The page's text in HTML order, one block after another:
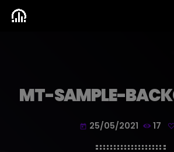
MT-SAMPLE-
today 25/05/2021 17